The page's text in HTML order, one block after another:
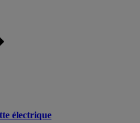
électrique